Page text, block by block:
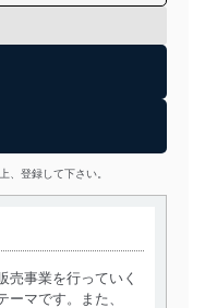
、登録して下さい。
売事業を行っていく
ーマです。また、